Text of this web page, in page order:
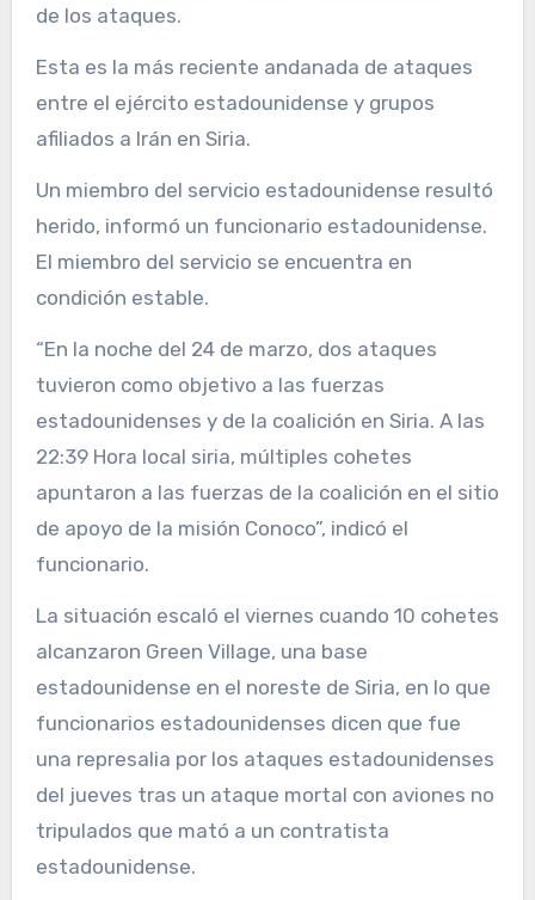
de los ataques.
Esta es la más reciente andanada de ataques
entre el ejército estadounidense y grupos
afiliados a Irán en Siria.
Un miembro del servicio estadounidense resultó
herido, informó un funcionario estadounidense.
El miembro del servicio se encuentra en
condición estable.
“En la noche del 24 de marzo, dos ataques
tuvieron como objetivo a las fuerzas
estadounidenses y de la coalición en Siria. A las
22:39 Hora local siria, múltiples cohetes
apuntaron a las fuerzas de la coalición en el sitio
de apoyo de la misión Conoco”, indicó el
funcionario.
La situación escaló el viernes cuando 10 cohetes
alcanzaron Green Village, una base
estadounidense en el noreste de Siria, en lo que
funcionarios estadounidenses dicen que fue
una represalia por los ataques estadounidenses
del jueves tras un ataque mortal con aviones no
tripulados que mató a un contratista
estadounidense.